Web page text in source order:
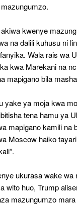
kwenye
na dalili kuhusu ni
Wala rais wa
kwa Marekani na
mapigano bila
yake ya moja kwa
tena hamu ya
mapigano kamili na
Moscow haiko
ukurasa wake wa
wito huo, Trump
mazungumzo